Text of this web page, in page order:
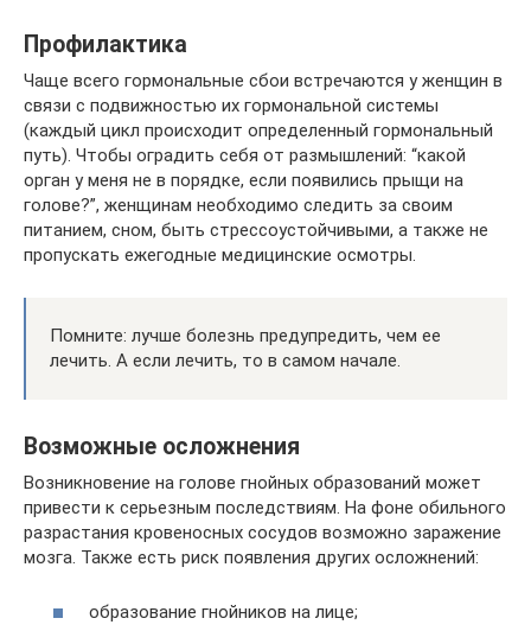
Профилактика
Чаще всего гормональные сбои встречаются у женщин в
связи с подвижностью их гормональной системы
(каждый цикл происходит определенный гормональный
путь). Чтобы оградить себя от размышлений: “какой
орган у меня не в порядке, если появились прыщи на
голове?”, женщинам необходимо следить за своим
питанием, сном, быть стрессоустойчивыми, а также не
пропускать ежегодные медицинские осмотры.
Помните: лучше болезнь предупредить, чем ее
лечить. А если лечить, то в самом начале.
Возможные осложнения
Возникновение на голове гнойных образований может
привести к серьезным последствиям. На фоне обильного
разрастания кровеносных сосудов возможно заражение
мозга. Также есть риск появления других осложнений:
образование гнойников на лице;